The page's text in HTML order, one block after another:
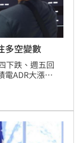
多空變數
下跌、週五回
電ADR大漲
基本面強，持